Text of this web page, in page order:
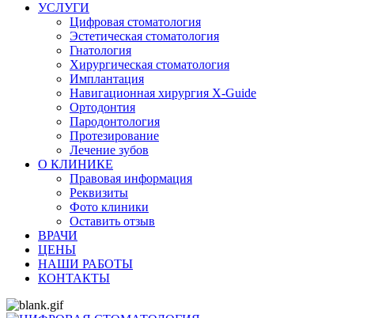
УСЛУГИ
Цифровая стоматология
Эстетическая стоматология
Гнатология
Хирургическая стоматология
Имплантация
Навигационная хирургия X-Guide
Ортодонтия
Пародонтология
Протезирование
Лечение зубов
О КЛИНИКЕ
Правовая информация
Реквизиты
Фото клиники
Оставить отзыв
ВРАЧИ
ЦЕНЫ
НАШИ РАБОТЫ
КОНТАКТЫ